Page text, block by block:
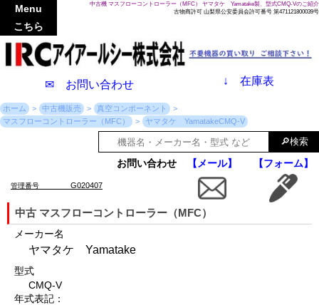
中古機 マスフローコントローラー（MFC） ヤマタケ Yamatake製、型式CMQ-Vのご紹介
古物商許可 山梨県公安委員会許可番号 第471121800039号
✉ お問い合わせ ↓ 在庫表
Menu
こちら
ホーム 中古機販売
真空コンポーネント
マスフローコントローラー（MFC）
ヤマタケ YamatakeCMQ-V
お問い合わせ 【メール】 【フォーム】
管理番号 G020407
中古 マスフローコントローラー（MFC）
メーカー名
ヤマタケ Yamatake
型式
CMQ-V
年式表記：